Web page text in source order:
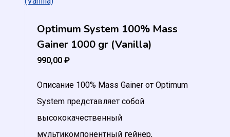
Optimum System 100% Mass
Gainer 1000 gr (Vanilla)
990,00 ₽
Описание 100% Mass Gainer от Optimum
System представляет собой
высококачественный
мультикомпонентный гейнер,